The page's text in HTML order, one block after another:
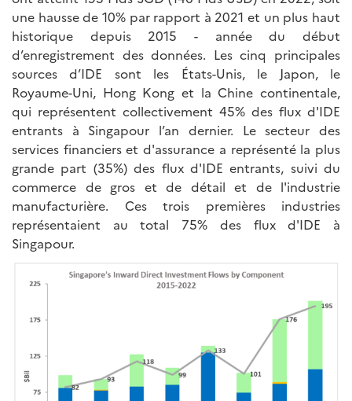
une hausse de 10% par rapport à 2021 et un plus haut
historique depuis 2015 - année du début
d’enregistrement des données. Les cinq principales
sources d’IDE sont les États-Unis, le Japon, le
Royaume-Uni, Hong Kong et la Chine continentale,
qui représentent collectivement 45% des flux d'IDE
entrants à Singapour l’an dernier. Le secteur des
services financiers et d'assurance a représenté la plus
grande part (35%) des flux d'IDE entrants, suivi du
commerce de gros et de détail et de l'industrie
manufacturière. Ces trois premières industries
représentaient au total 75% des flux d'IDE à
Singapour.